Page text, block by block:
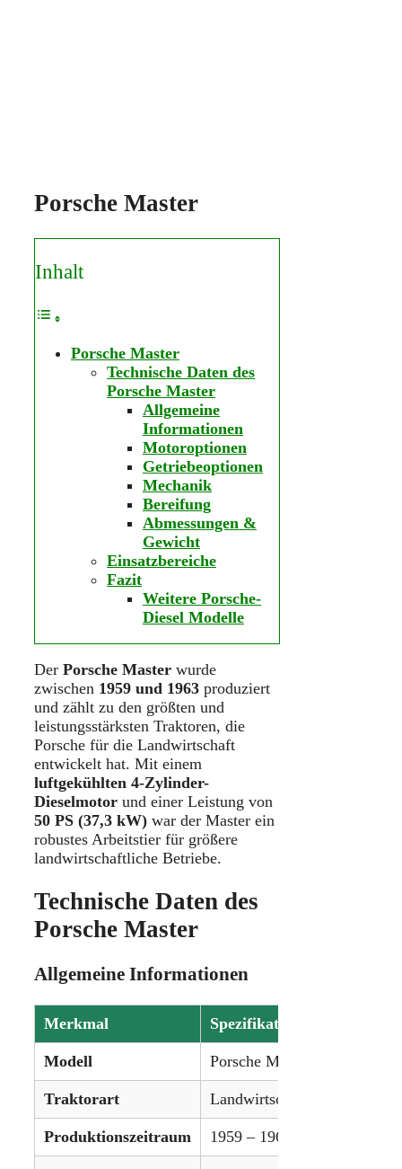
Porsche Master
Inhalt
Porsche Master
Technische Daten des
Porsche Master
Allgemeine
Informationen
Motoroptionen
Getriebeoptionen
Mechanik
Bereifung
Abmessungen &
Gewicht
Einsatzbereiche
Fazit
Weitere Porsche-
Diesel Modelle
Der Porsche Master wurde
zwischen 1959 und 1963 produziert
und zählt zu den größten und
leistungsstärksten Traktoren, die
Porsche für die Landwirtschaft
entwickelt hat. Mit einem
luftgekühlten 4-Zylinder-
Dieselmotor und einer Leistung von
50 PS (37,3 kW) war der Master ein
robustes Arbeitstier für größere
landwirtschaftliche Betriebe.
Technische Daten des
Porsche Master
Allgemeine Informationen
Merkmal Spezifikation
Modell Porsche Master
Traktorart Landwirtschaftlicher Traktor
Produktionszeitraum 1959 – 1963